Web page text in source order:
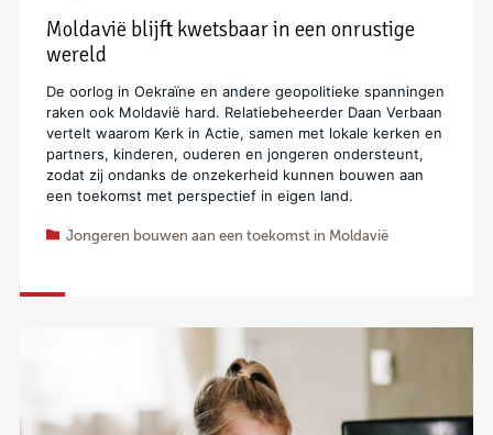
Moldavië blijft kwetsbaar in een onrustige
wereld
De oorlog in Oekraïne en andere geopolitieke spanningen
raken ook Moldavië hard. Relatiebeheerder Daan Verbaan
vertelt waarom Kerk in Actie, samen met lokale kerken en
partners, kinderen, ouderen en jongeren ondersteunt,
zodat zij ondanks de onzekerheid kunnen bouwen aan
een toekomst met perspectief in eigen land.
Jongeren bouwen aan een toekomst in Moldavië